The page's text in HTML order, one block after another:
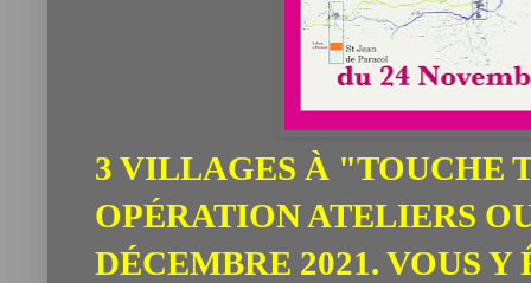
3 VILLAGES À "TOUCHE
OPÉRATION ATELIERS
DÉCEMBRE 2021. VOUS